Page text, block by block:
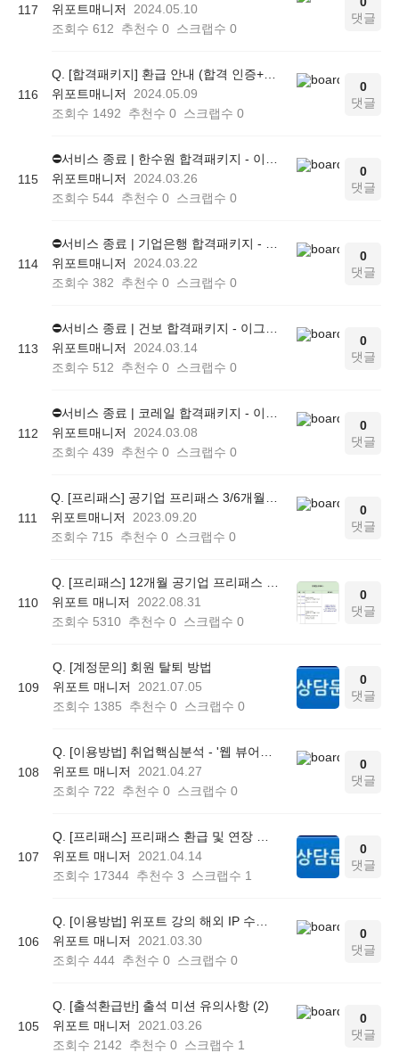
117 위포트매니저
2024.05.10
조회수 612 추천수 0 스크랩수 0
댓글
116
위포트매니저
2024.05.09
조회수 1492 추천수 0 스크랩수 0
0
댓글
115
위포트매니저
2024.03.26
조회수 544 추천수 0 스크랩수 0
0
댓글
114
위포트매니저
2024.03.22
조회수 382 추천수 0 스크랩수 0
0
댓글
113
위포트매니저
2024.03.14
조회수 512 추천수 0 스크랩수 0
0
댓글
112
위포트매니저
2024.03.08
조회수 439 추천수 0 스크랩수 0
0
댓글
111
위포트매니저
2023.09.20
조회수 715 추천수 0 스크랩수 0
0
댓글
110
위포트 매니저
2022.08.31
조회수 5310 추천수 0 스크랩수 0
0
댓글
109
Q. [계정문의] 회원 탈퇴 방법
위포트 매니저
2021.07.05
조회수 1385 추천수 0 스크랩수 0
0
댓글
108
위포트 매니저
2021.04.27
조회수 722 추천수 0 스크랩수 0
0
댓글
107
위포트 매니저
2021.04.14
조회수 17344 추천수 3 스크랩수 1
0
댓글
106
위포트 매니저
2021.03.30
조회수 444 추천수 0 스크랩수 0
0
댓글
105
Q. [출석환급반] 출석 미션 유의사항 (2)
위포트 매니저
2021.03.26
조회수 2142 추천수 0 스크랩수 1
0
댓글